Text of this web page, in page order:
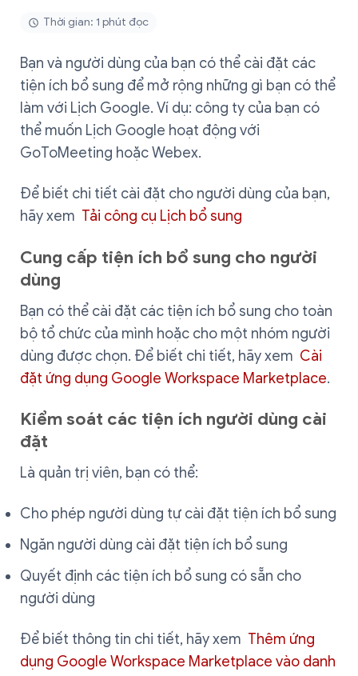
Thời gian: 1 phút đọc
Bạn và người dùng của bạn có thể cài đặt các
tiện ích bổ sung để mở rộng những gì bạn có thể
làm với Lịch Google. Ví dụ: công ty của bạn có
thể muốn Lịch Google hoạt động với
GoToMeeting hoặc Webex.
Để biết chi tiết cài đặt cho người dùng của bạn,
hãy xem Tải công cụ Lịch bổ sung
Cung cấp tiện ích bổ sung cho người
dùng
Bạn có thể cài đặt các tiện ích bổ sung cho toàn
bộ tổ chức của mình hoặc cho một nhóm người
dùng được chọn. Để biết chi tiết, hãy xem Cài
đặt ứng dụng Google Workspace Marketplace.
Kiểm soát các tiện ích người dùng cài
đặt
Là quản trị viên, bạn có thể:
Cho phép người dùng tự cài đặt tiện ích bổ sung
Ngăn người dùng cài đặt tiện ích bổ sung
Quyết định các tiện ích bổ sung có sẵn cho
người dùng
Để biết thông tin chi tiết, hãy xem Thêm ứng
dụng Google Workspace Marketplace vào danh